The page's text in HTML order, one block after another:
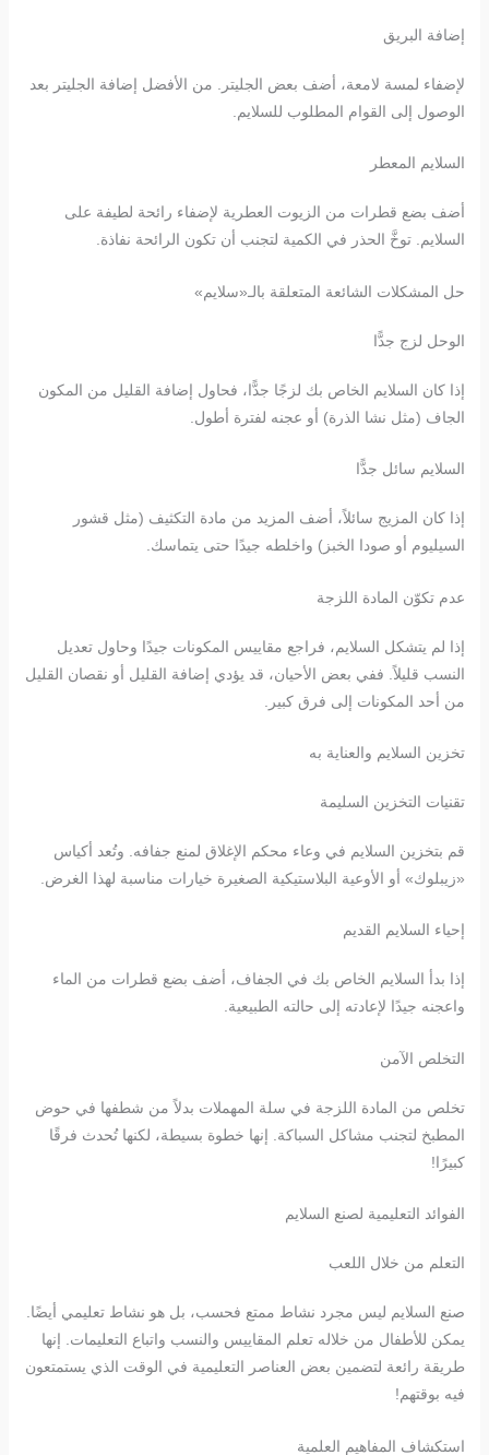
إضافة البريق
لإضفاء لمسة لامعة، أضف بعض الجليتر. من الأفضل إضافة الجليتر بعد
الوصول إلى القوام المطلوب للسلايم.
السلايم المعطر
أضف بضع قطرات من الزيوت العطرية لإضفاء رائحة لطيفة على
السلايم. توخَّ الحذر في الكمية لتجنب أن تكون الرائحة نفاذة.
حل المشكلات الشائعة المتعلقة بالـ«سلايم»
الوحل لزج جدًّا
إذا كان السلايم الخاص بك لزجًا جدًّا، فحاول إضافة القليل من المكون
الجاف (مثل نشا الذرة) أو عجنه لفترة أطول.
السلايم سائل جدًّا
إذا كان المزيج سائلاً، أضف المزيد من مادة التكثيف (مثل قشور
السيليوم أو صودا الخبز) واخلطه جيدًا حتى يتماسك.
عدم تكوّن المادة اللزجة
إذا لم يتشكل السلايم، فراجع مقاييس المكونات جيدًا وحاول تعديل
النسب قليلاً. ففي بعض الأحيان، قد يؤدي إضافة القليل أو نقصان القليل
من أحد المكونات إلى فرق كبير.
تخزين السلايم والعناية به
تقنيات التخزين السليمة
قم بتخزين السلايم في وعاء محكم الإغلاق لمنع جفافه. وتُعد أكياس
«زيبلوك» أو الأوعية البلاستيكية الصغيرة خيارات مناسبة لهذا الغرض.
إحياء السلايم القديم
إذا بدأ السلايم الخاص بك في الجفاف، أضف بضع قطرات من الماء
واعجنه جيدًا لإعادته إلى حالته الطبيعية.
التخلص الآمن
تخلص من المادة اللزجة في سلة المهملات بدلاً من شطفها في حوض
المطبخ لتجنب مشاكل السباكة. إنها خطوة بسيطة، لكنها تُحدث فرقًا
كبيرًا!
الفوائد التعليمية لصنع السلايم
التعلم من خلال اللعب
صنع السلايم ليس مجرد نشاط ممتع فحسب، بل هو نشاط تعليمي أيضًا.
يمكن للأطفال من خلاله تعلم المقاييس والنسب واتباع التعليمات. إنها
طريقة رائعة لتضمين بعض العناصر التعليمية في الوقت الذي يستمتعون
فيه بوقتهم!
استكشاف المفاهيم العلمية